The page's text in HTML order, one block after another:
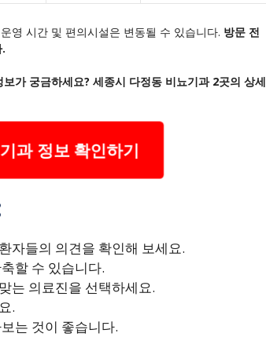
영 시간 및 편의시설은 변동될 수 있습니다. 방문 전
가 궁금하세요? 세종시 다정동 비뇨기과 2곳의 상세
과 정보 확인하기
자들의 의견을 확인해 보세요.
할 수 있습니다.
는 의료진을 선택하세요.
.
는 것이 좋습니다.